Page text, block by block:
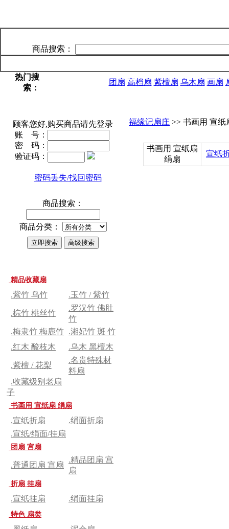
商品搜索：
热门搜
索：
团扇 高档扇 紫檀扇 乌木扇 画扇
顾客您好,购买商品请先登录
账 号：
密 码：
验证码：
密码丢失/找回密码
商品搜索：
商品分类：
精品收藏扇
.紫竹 乌竹 .玉竹 / 紫竹
.棕竹 桃丝竹
.罗汉竹 佛肚
竹
.梅隶竹 梅鹿竹 .湘妃竹 斑 竹
.红木 酸枝木
.乌木 黑檀木
.紫檀 / 花梨
.名贵特殊材
料扇
.收藏级别老扇
子
书画用 宣纸扇 绢扇
.宣纸折扇
.绢面折扇
.宣纸/绢面/挂扇
团扇 宫扇
.普通团扇 宫扇
.精品团扇 宫
扇
折扇 挂扇
.宣纸挂扇 .绢面挂扇
特色 扇类
福缘记扇庄 >> 书画用 宣纸
书画用 宣纸扇
绢扇
宣纸